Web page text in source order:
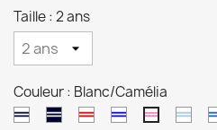
Taille : 2 ans
Couleur : Blanc/Camélia
Blanc/Marine
Marine/Blanc
Blanc/Rouge
Blanc/Bugatti
Blanc/